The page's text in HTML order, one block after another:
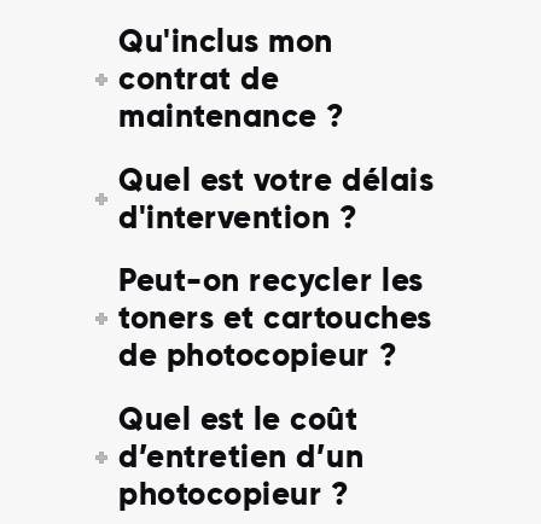
Qu'inclus mon
contrat de
maintenance ?
Quel est votre délais
d'intervention ?
Peut-on recycler les
toners et cartouches
de photocopieur ?
Quel est le coût
d’entretien d’un
photocopieur ?